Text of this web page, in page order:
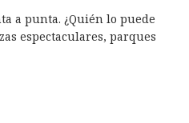
a punta. ¿Quién lo puede
espectaculares, parques